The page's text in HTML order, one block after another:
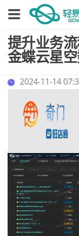
提升业务
金蝶云星
2024-11-14